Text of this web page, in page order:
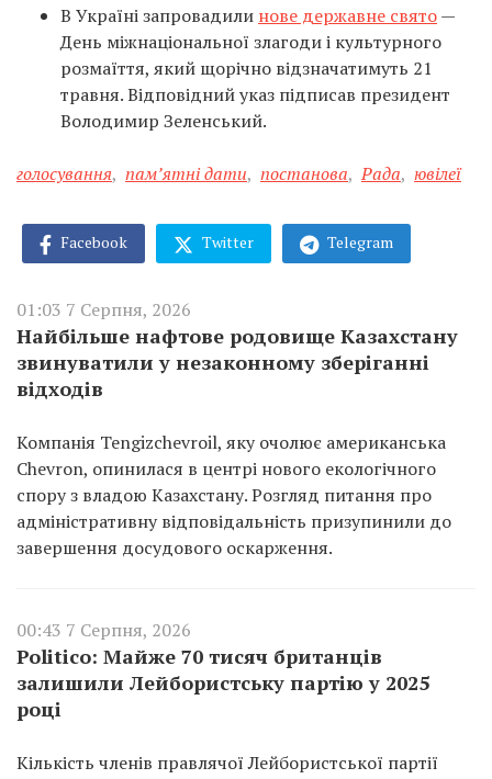
В Україні запровадили нове державне свято—
День міжнаціональної злагоди і культурного
розмаїття, який щорічно відзначатимуть 21
травня. Відповідний указ підписав президент
Володимир Зеленський.
голосування, пам’ятні дати, постанова, Рада, ювілеї
Facebook Twitter Telegram
01:03 7 Серпня, 2026
Найбільше нафтове родовище Казахстану
звинуватили у незаконному зберіганні
відходів
Компанія Tengizchevroil, яку очолює американська
Chevron, опинилася в центрі нового екологічного
спору з владою Казахстану. Розгляд питання про
адміністративну відповідальність призупинили до
завершення досудового оскарження.
00:43 7 Серпня, 2026
Politico: Майже 70 тисяч британців
залишили Лейбористську партію у 2025
році
Кількість членів правлячої Лейбористської партії